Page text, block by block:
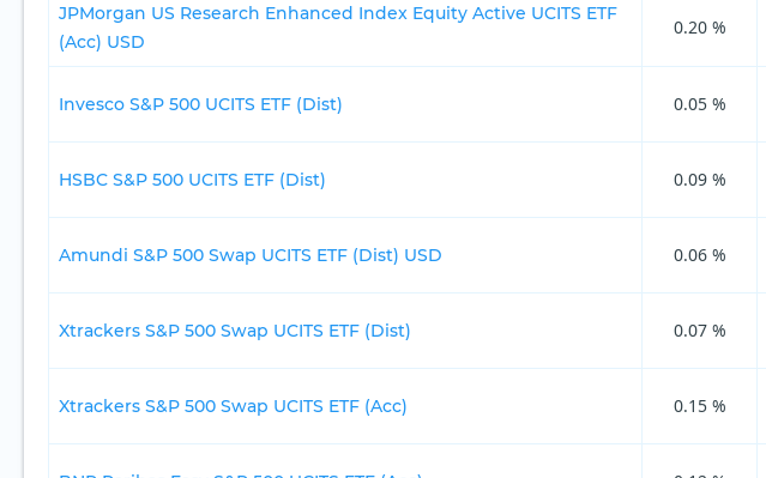
JPMorgan US Research Enhanced Index Equity Active UCITS ETF
(Acc) USD
0.20 %
Invesco S&P 500 UCITS ETF (Dist) 0.05 %
HSBC S&P 500 UCITS ETF (Dist) 0.09 %
Amundi S&P 500 Swap UCITS ETF (Dist) USD 0.06 %
Xtrackers S&P 500 Swap UCITS ETF (Dist) 0.07 %
Xtrackers S&P 500 Swap UCITS ETF (Acc) 0.15 %